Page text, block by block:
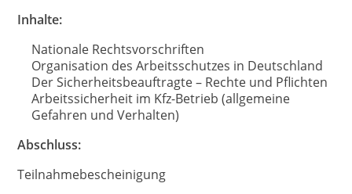
Inhalte:
Nationale Rechtsvorschriften
Organisation des Arbeitsschutzes in Deutschland
Der Sicherheitsbeauftragte – Rechte und Pflichten
Arbeitssicherheit im Kfz-Betrieb (allgemeine
Gefahren und Verhalten)
Abschluss:
Teilnahmebescheinigung